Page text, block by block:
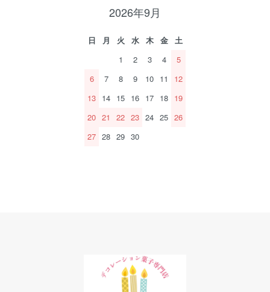
2026年9月
日 月 火 水 木 金
土
1
2 3 4
5
6
7 8 9 10 11
12
13 14 15 16 17 18 19
20 21 22 23 24 25 26
27 28 29 30